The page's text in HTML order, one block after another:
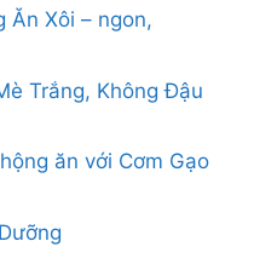
Ăn Xôi – ngon,
Trắng, Không Đậu
ăn với Cơm Gạo